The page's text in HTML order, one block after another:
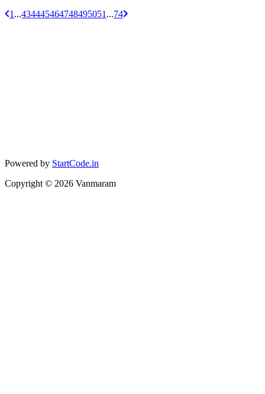
1 ...434445464748495051 ...74
Powered by StartCode.in
Copyright © 2026 Vanmaram